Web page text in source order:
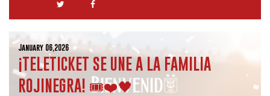
January 06,2026
¡TELETICKET SE UNE A LA FAMILIA
ROJINEGRA! 🎟️❤️🖤